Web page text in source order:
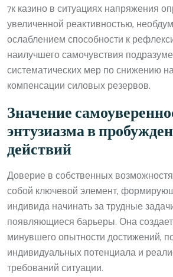
7к казино в ситуациях напряжения
увеличенной реактивностью,
ослаблением способности к
наилучшего самочувствия
систематических мер по снижению
компенсации силовых резервов.
Значение
энтузиазма в
действий
Доверие в собственных
собой ключевой элемент,
индивида начинать за трудные
появляющиеся барьеры. Она
минувшего опытности достижений,
индивидуальных потенциала и
требований ситуации.